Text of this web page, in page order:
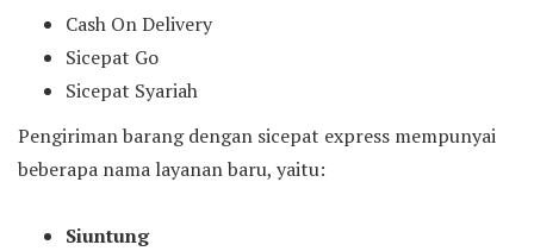
Cash On Delivery
Sicepat Go
Sicepat Syariah
Pengiriman barang dengan sicepat express mempunyai
beberapa nama layanan baru, yaitu:
Siuntung